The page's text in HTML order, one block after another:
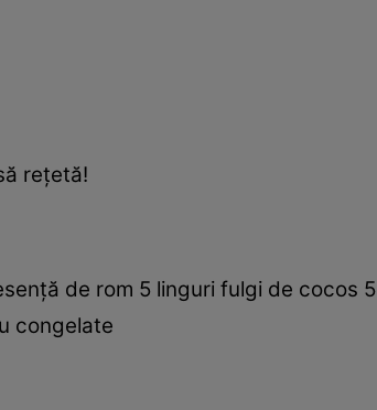
reţetă!
de rom 5 linguri fulgi de cocos 5
congelate